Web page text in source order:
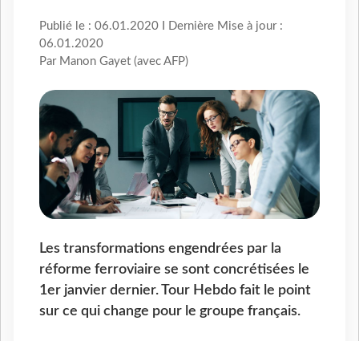
Publié le : 06.01.2020 I Dernière Mise à jour :
06.01.2020
Par Manon Gayet (avec AFP)
Les transformations engendrées par la
réforme ferroviaire se sont concrétisées le
1er janvier dernier. Tour Hebdo fait le point
sur ce qui change pour le groupe français.